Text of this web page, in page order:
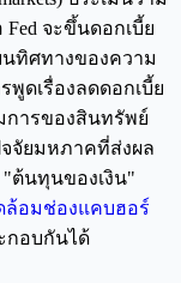
จะขึ้นดอกเบี้ย
นทิศทางของความ
พูดเรื่องลดดอกเบี้ย
การของสินทรัพย์
จัยมหภาคที่ส่งผล
"ต้นทุนของเงิน"
ล้อมช่องแคบฮอร์
กอบกันได้